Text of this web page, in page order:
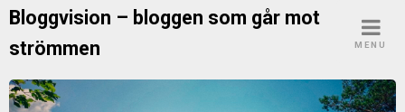
Bloggvision – bloggen som går mot
strömmen
MENU